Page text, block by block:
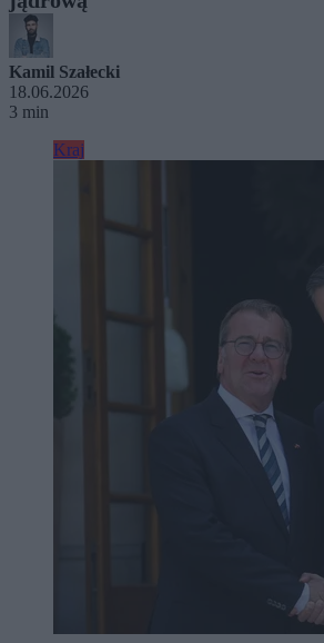
Kamil Szałecki
18.06.2026
3 min
Kraj